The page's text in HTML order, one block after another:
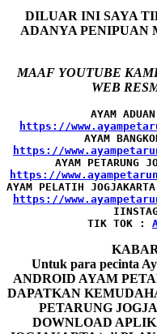
DILUAR INI SAYA
ADANYA PENIPUAN
MAAF YOUTUBE
WEB
AYAM
AYAM
AYAM PETARUNG
AYAM PELATIH
TIK TOK :
Untuk para pecinta
ANDROID AYAM
DAPATKAN
PETARUNG
DOWNLOAD